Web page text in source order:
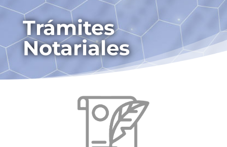
Trámites
Notariales